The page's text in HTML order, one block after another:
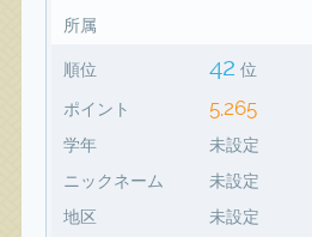
所属
順位 42 位
ポイント 5,265
学年
未設定
ニックネーム
未設定
地区
未設定